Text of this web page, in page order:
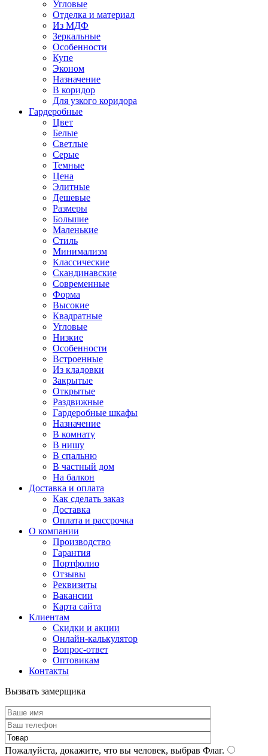
Угловые
Отделка и материал
Из МДФ
Зеркальные
Особенности
Купе
Эконом
Назначение
В коридор
Для узкого коридора
Гардеробные
Цвет
Белые
Светлые
Серые
Темные
Цена
Элитные
Дешевые
Размеры
Большие
Маленькие
Стиль
Минимализм
Классические
Скандинавские
Современные
Форма
Высокие
Квадратные
Угловые
Низкие
Особенности
Встроенные
Из кладовки
Закрытые
Открытые
Раздвижные
Гардеробные шкафы
Назначение
В комнату
В нишу
В спальню
В частный дом
На балкон
Доставка и оплата
Как сделать заказ
Доставка
Оплата и рассрочка
О компании
Производство
Гарантия
Портфолио
Отзывы
Реквизиты
Вакансии
Карта сайта
Клиентам
Скидки и акции
Онлайн-калькулятор
Вопрос-ответ
Оптовикам
Контакты
Вызвать замерщика
Пожалуйста, докажите, что вы человек, выбрав Флаг.